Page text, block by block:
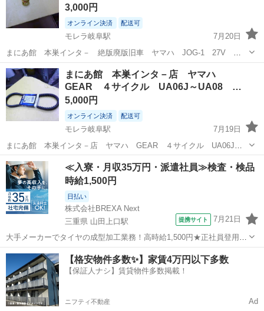
3,000円
オンライン決済 配送可
モレラ岐阜駅
7月20日
まにあ館 本巣インタ－ 絶版廃版旧車 ヤマハ JOG-1 27V
2JA ペリカン キーカバ－ ゴールド 限定１個のみ 希少部
品 メインキ—のカバ－です 現状 原物優先 完全ノークレ－ム
ノーリタ－ン お約束...
岐阜 本巣市 モレラ岐阜駅 ヤマハ 27V
まにあ館 本巣インタ－店 ヤマハ
GEAR ４サイクル UA06J～UA08 …
5,000円
オンライン決済 配送可
モレラ岐阜駅
7月19日
まにあ館 本巣インタ－店 ヤマハ GEAR ４サイクル UA06J～
UA08 ドライブベルト国産 新品 即納在庫あり 店頭手渡し 有
料ですが取り付け対応も可能 予約制 ドライブ系他追加部品も在庫
あり 発...
岐阜 本巣市 モレラ岐阜駅 ヤマハ GEAR
≪入寮・月収35万円・派遣社員≫検査・検品
時給1,500円
日払い
株式会社BREXA Next
三重県 山田上口駅
提携サイト 7月21日
大手メーカーでタイヤの成型加工業務！高時給1,500円★正社員登用制
度あり！ワンルーム寮完備！マイカー通勤OK！無料駐車場あり！《三
重県伊勢市》 人気の工場のお仕事 ◇タイヤの製造◇ トラック・バ
ス・RV車用を中心とした...
三重 伊勢市 山田上口駅 その他
【格安物件多数✨】家賃4万円以下多数
【保証人ナシ】賃貸物件多数掲載！
ニフティ不動産 Ad